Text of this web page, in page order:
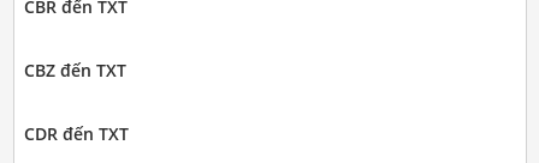
CBR đến TXT
CBZ đến TXT
CDR đến TXT